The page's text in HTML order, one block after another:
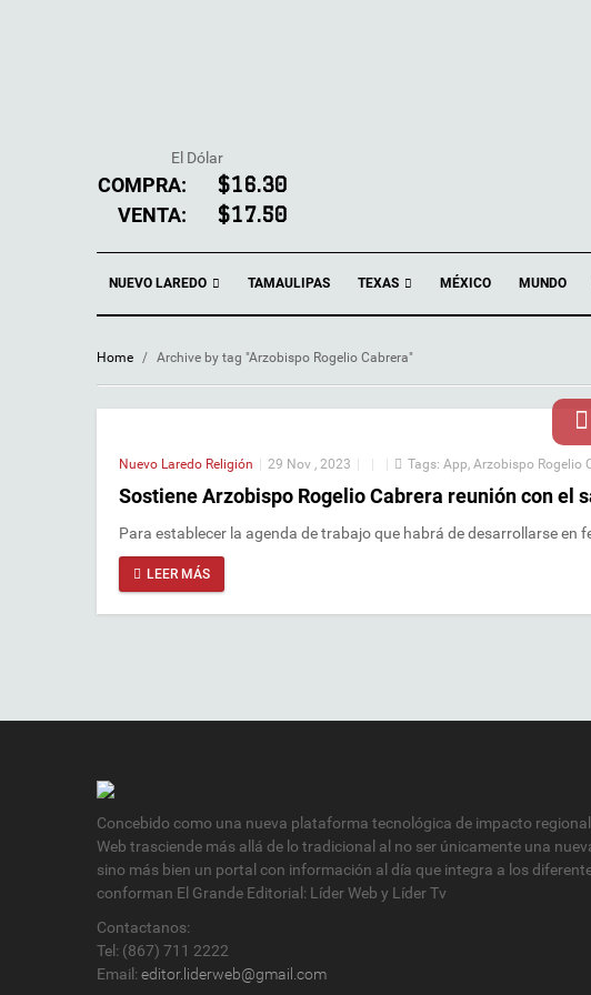
El Dólar
COMPRA: $16.30
VENTA: $17.50
NUEVO LAREDO TAMAULIPAS TEXAS MÉXICO MUNDO
Home / Archive by tag "Arzobispo Rogelio Cabrera"
Nuevo Laredo Religión 29 Nov , 2023 Tags: App, Arzobispo Rogelio
Sostiene Arzobispo Rogelio Cabrera reunión con el
Para establecer la agenda de trabajo que habrá de desarrollarse en
LEER MÁS
Concebido como una nueva plataforma tecnológica de impacto
Web trasciende más allá de lo tradicional al no ser únicamente una
sino más bien un portal con información al día que integra a los
conforman El Grande Editorial: Líder Web y Líder Tv
Contactanos:
Tel: (867) 711 2222
Email: editor.liderweb@gmail.com